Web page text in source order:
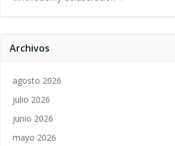
Archivos
agosto 2026
julio 2026
junio 2026
mayo 2026